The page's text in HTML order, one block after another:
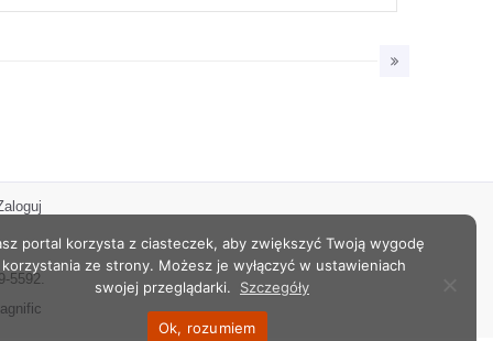
5592.
portal korzysta z ciasteczek, aby zwiększyć Twoją wygodę
korzystania ze strony. Możesz je wyłączyć w ustawieniach
swojej przeglądarki.
Szczegóły
Ok, rozumiem